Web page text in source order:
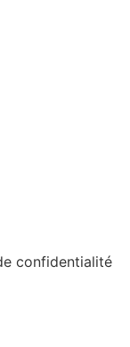
confidentialité